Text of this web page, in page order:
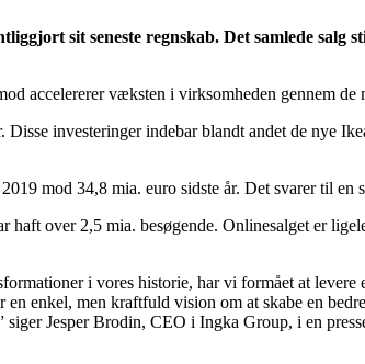
sit seneste regnskab. Det samlede salg
accelererer væksten i virksomheden gennem de
investeringer indebar blandt andet de nye
mod 34,8 mia. euro sidste år. Det svarer til en
over 2,5 mia. besøgende. Onlinesalget er
i vores historie, har vi formået at
enkel, men kraftfuld vision om at skabe en
Jesper Brodin, CEO i Ingka Group, i en